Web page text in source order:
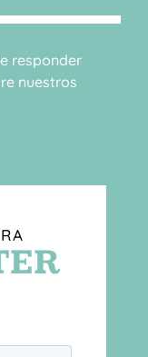
responder
nuestros